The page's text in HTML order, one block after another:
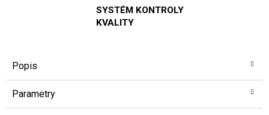
SYSTÉM KONTROLY
KVALITY
Popis
Parametry